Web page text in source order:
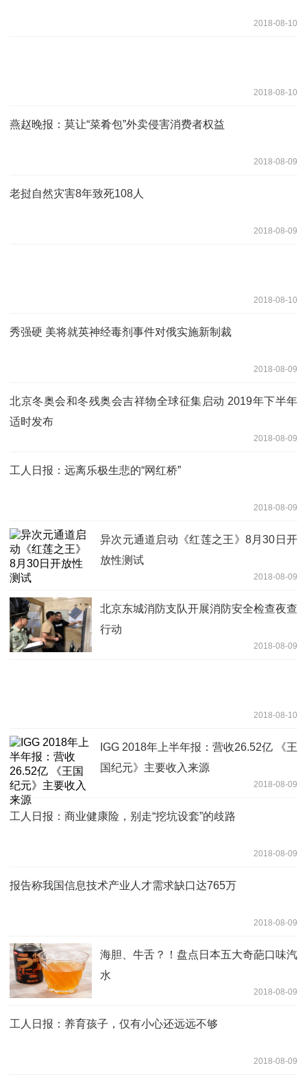
2018-08-10
2018-08-10
燕赵晚报：莫让“菜肴包”外卖侵害消费者权益
2018-08-09
老挝自然灾害8年致死108人
2018-08-09
2018-08-10
秀强硬 美将就英神经毒剂事件对俄实施新制裁
2018-08-09
北京冬奥会和冬残奥会吉祥物全球征集启动 2019年下半年
适时发布
2018-08-09
工人日报：远离乐极生悲的“网红桥”
2018-08-09
异次元通道启动《红莲之王》8月30日开
放性测试
2018-08-09
北京东城消防支队开展消防安全检查夜查
行动
2018-08-09
2018-08-10
IGG 2018年上半年报：营收26.52亿 《王
国纪元》主要收入来源
2018-08-09
工人日报：商业健康险，别走“挖坑设套”的歧路
2018-08-09
报告称我国信息技术产业人才需求缺口达765万
2018-08-09
海胆、牛舌？！盘点日本五大奇葩口味汽
水
2018-08-09
工人日报：养育孩子，仅有小心还远远不够
2018-08-09